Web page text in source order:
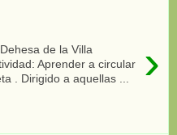
›
de la Villa
Aprender a circular
. Dirigido a aquellas ...